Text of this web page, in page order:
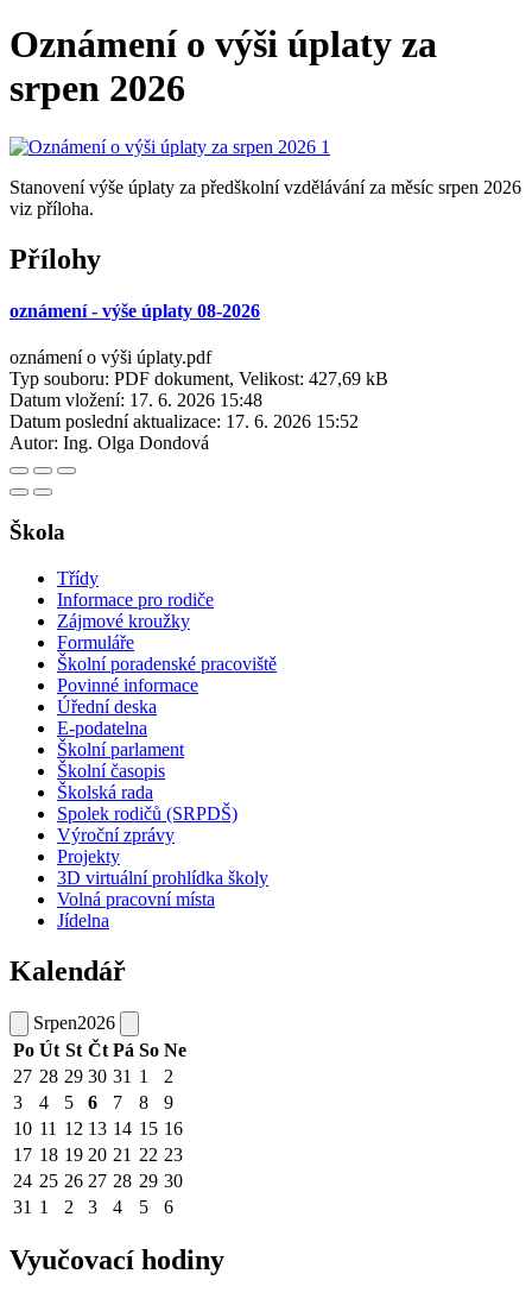
Oznámení o výši úplaty za
srpen 2026
Stanovení výše úplaty za předškolní vzdělávání za měsíc srpen 2026
viz příloha.
Přílohy
oznámení - výše úplaty 08-2026
oznámení o výši úplaty.pdf
Typ souboru: PDF dokument, Velikost: 427,69 kB
Datum vložení: 17. 6. 2026 15:48
Datum poslední aktualizace: 17. 6. 2026 15:52
Autor: Ing. Olga Dondová
Škola
Třídy
Informace pro rodiče
Zájmové kroužky
Formuláře
Školní poradenské pracoviště
Povinné informace
Úřední deska
E-podatelna
Školní parlament
Školní časopis
Školská rada
Spolek rodičů (SRPDŠ)
Výroční zprávy
Projekty
3D virtuální prohlídka školy
Volná pracovní místa
Jídelna
Kalendář
Srpen2026
Po Út St Čt Pá So Ne
27 28 29 30 31 1
2
3
4 5 6 7 8
9
10 11 12 13 14 15 16
17 18 19 20 21 22 23
24 25 26 27 28 29 30
31 1 2 3 4 5 6
Vyučovací hodiny